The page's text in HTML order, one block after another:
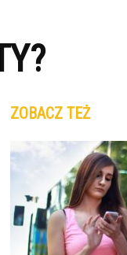
ZOBACZ TEŻ